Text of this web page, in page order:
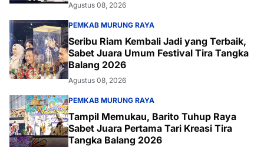
Agustus 08, 2026
PEMKAB MURUNG RAYA
Seribu Riam Kembali Jadi yang Terbaik,
Sabet Juara Umum Festival Tira Tangka
Balang 2026
Agustus 08, 2026
PEMKAB MURUNG RAYA
Tampil Memukau, Barito Tuhup Raya
Sabet Juara Pertama Tari Kreasi Tira
Tangka Balang 2026